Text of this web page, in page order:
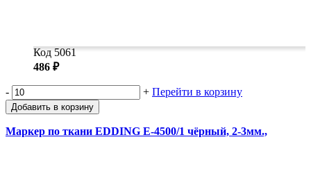
Код 5061
486 ₽
- + Перейти в корзину
Добавить в корзину
Маркер по ткани EDDING E-4500/1 чёрный, 2-3мм.,